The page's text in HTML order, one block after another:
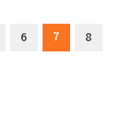
6 7
8